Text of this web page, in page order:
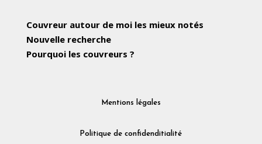
Couvreur autour de moi les mieux notés
Nouvelle recherche
Pourquoi les couvreurs ?
Mentions légales
Politique de confidenditialité